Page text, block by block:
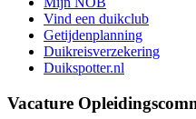
Vind een duikclub
Getijdenplanning
Duikreisverzekering
Duikspotter.nl
Vacature